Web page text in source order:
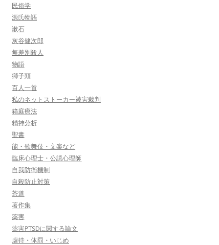
民俗学
源氏物語
漱石
灰谷健次郎
無差別殺人
物語
獅子頭
百人一首
私のネットストーカー被害裁判
箱庭療法
精神分析
聖書
能・歌舞伎・文楽など
臨床心理士・公認心理師
自我防衛機制
自殺防止対策
茶道
著作集
薬害
薬害PTSDに関する論文
虐待・体罰・いじめ